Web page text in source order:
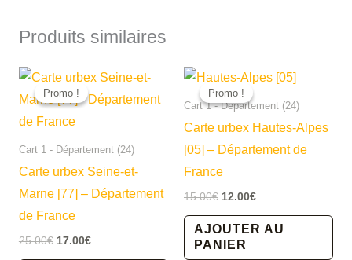
Produits similaires
Promo !
Promo !
Cart 1 - Département (24)
Carte urbex Seine-et-
Marne [77] – Département
de France
25.00€ Le
17.00€Le
Promo !
Promo !
Cart 1 - Département (24)
Carte urbex Hautes-Alpes
[05] – Département de
France
15.00€ Le
initial
était :
15.00€.
12.00€Le
actuel
AJOUTER AU
PANIER